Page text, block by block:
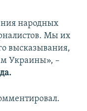
народных
Мы их
высказывания,
Украины», –